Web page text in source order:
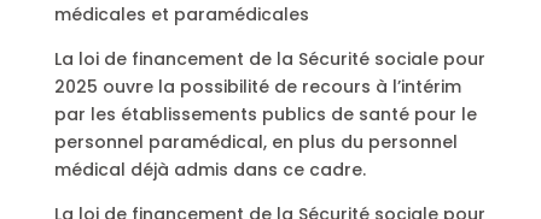
médicales et paramédicales
La loi de financement de la Sécurité sociale pour
2025 ouvre la possibilité de recours à l’intérim
par les établissements publics de santé pour le
personnel paramédical, en plus du personnel
médical déjà admis dans ce cadre.
La loi de financement de la Sécurité sociale pour